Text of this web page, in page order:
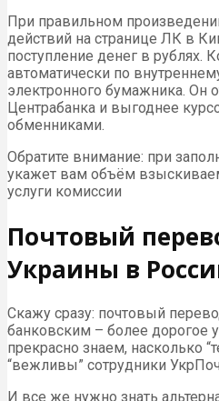
При правильном
действий на странице ЛК в
поступление денег в рублях.
автоматически по
электронного бумажника. Он
Центрабанка и выгоднее
обменниками.
Обратите внимание: при
укажет вам объём
услуги комиссии
Почтовый
Украины в
Скажу сразу: почтовый
банковским – более дорогое
прекрасно знаем, насколько
“вежливы” сотрудники
И все же нужно знать